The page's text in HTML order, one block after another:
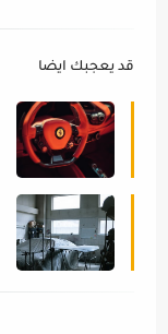
قد يعجبك ايضا